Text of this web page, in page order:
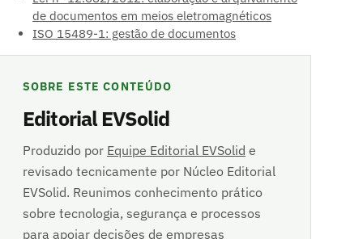
de documentos em meios eletromagnéticos
ISO 15489-1: gestão de documentos
SOBRE ESTE CONTEÚDO
Editorial EVSolid
Produzido por Equipe Editorial EVSolid e
revisado tecnicamente por Núcleo Editorial
EVSolid. Reunimos conhecimento prático
sobre tecnologia, segurança e processos
para apoiar decisões de empresas